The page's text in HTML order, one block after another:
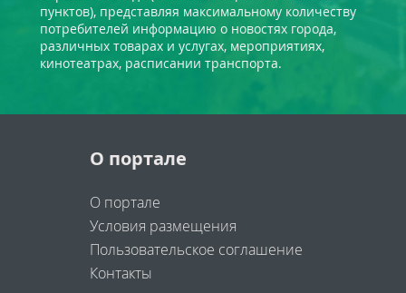
пунктов), представляя максимальному количеству
потребителей информацию о новостях города,
различных товарах и услугах, мероприятиях,
кинотеатрах, расписании транспорта.
О портале
О портале
Условия размещения
Пользовательское соглашение
Контакты